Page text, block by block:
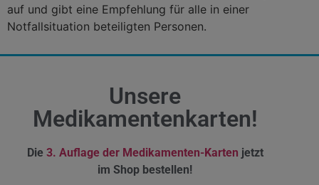
auf und gibt eine Empfehlung für alle in einer
Notfallsituation beteiligten Personen.
Unsere
Medikamentenkarten!
Die 3. Auflage der Medikamenten-Karten jetzt
im Shop bestellen!